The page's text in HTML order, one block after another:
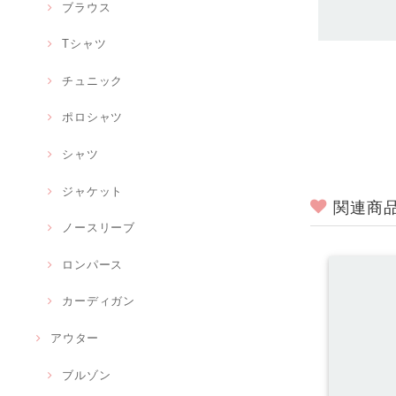
ブラウス
Tシャツ
チュニック
ポロシャツ
シャツ
ジャケット
ノースリーブ
ロンパース
カーディガン
アウター
ブルゾン
関連商